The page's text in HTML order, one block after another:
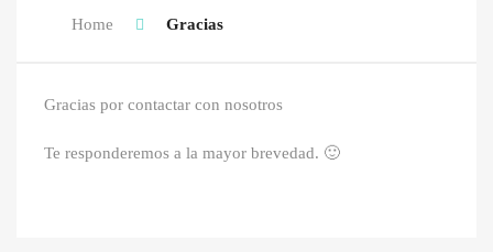
Home Gracias
Gracias por contactar con nosotros
Te responderemos a la mayor brevedad. 🙂